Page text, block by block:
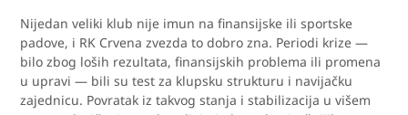
Nijedan veliki klub nije imun na finansijske ili sportske
padove, i RK Crvena zvezda to dobro zna. Periodi krize —
bilo zbog loših rezultata, finansijskih problema ili promena
u upravi — bili su test za klupsku strukturu i navijačku
zajednicu. Povratak iz takvog stanja i stabilizacija u višem